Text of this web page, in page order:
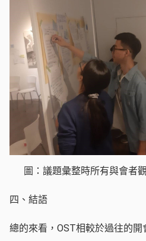
圖：議題彙整時所有與會者
四、結語
總的來看，OST相較於過往的